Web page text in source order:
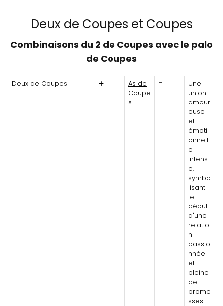
Deux de Coupes et Coupes
Combinaisons du 2 de Coupes avec le palo
de Coupes
Deux de Coupes ➕
As de
Coupe
s
=
Une
union
amour
euse
et
émoti
onnell
e
intens
e,
symbo
lisant
le
début
d'une
relatio
n
passio
nnée
et
pleine
de
prome
sses.